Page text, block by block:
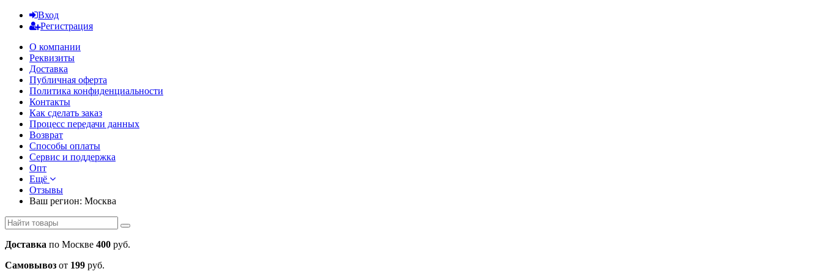
Вход
Регистрация
О компании
Реквизиты
Доставка
Публичная оферта
Политика конфиденциальности
Контакты
Как сделать заказ
Процесс передачи данных
Возврат
Способы оплаты
Сервис и поддержка
Опт
Ещё
Отзывы
Ваш регион: Москва
Доставка по Москве 400 руб.
Самовывоз от 199 руб.